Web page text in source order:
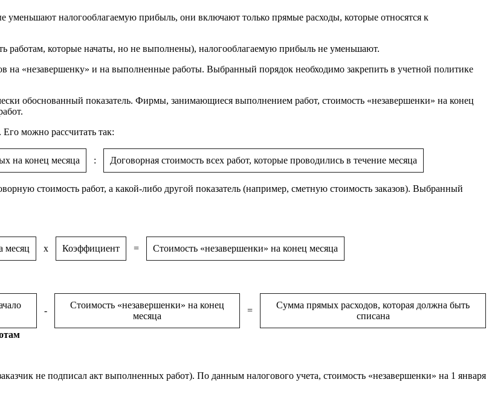
налогооблагаемую прибыль, они включают только прямые расходы, которые относятся к
работам, которые начаты, но не выполнены), налогооблагаемую прибыль не уменьшают.
на «незавершенку» и на выполненные работы. Выбранный порядок необходимо закрепить в учетной политике
обоснованный показатель. Фирмы, занимающиеся выполнением работ, стоимость «незавершенки» на конец
можно рассчитать так:
на конец месяца : Договорная стоимость всех работ, которые проводились в течение месяца
стоимость работ, а какой-либо другой показатель (например, сметную стоимость заказов). Выбранный
месяц х Коэффициент = Стоимость «незавершенки» на конец месяца
-
Стоимость «незавершенки» на конец
месяца
=
Сумма прямых расходов, которая должна быть
списана
не подписал акт выполненных работ). По данным налогового учета, стоимость «незавершенки» на 1 января